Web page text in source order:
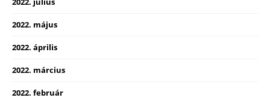
2022. május
2022. április
2022. március
2022. február